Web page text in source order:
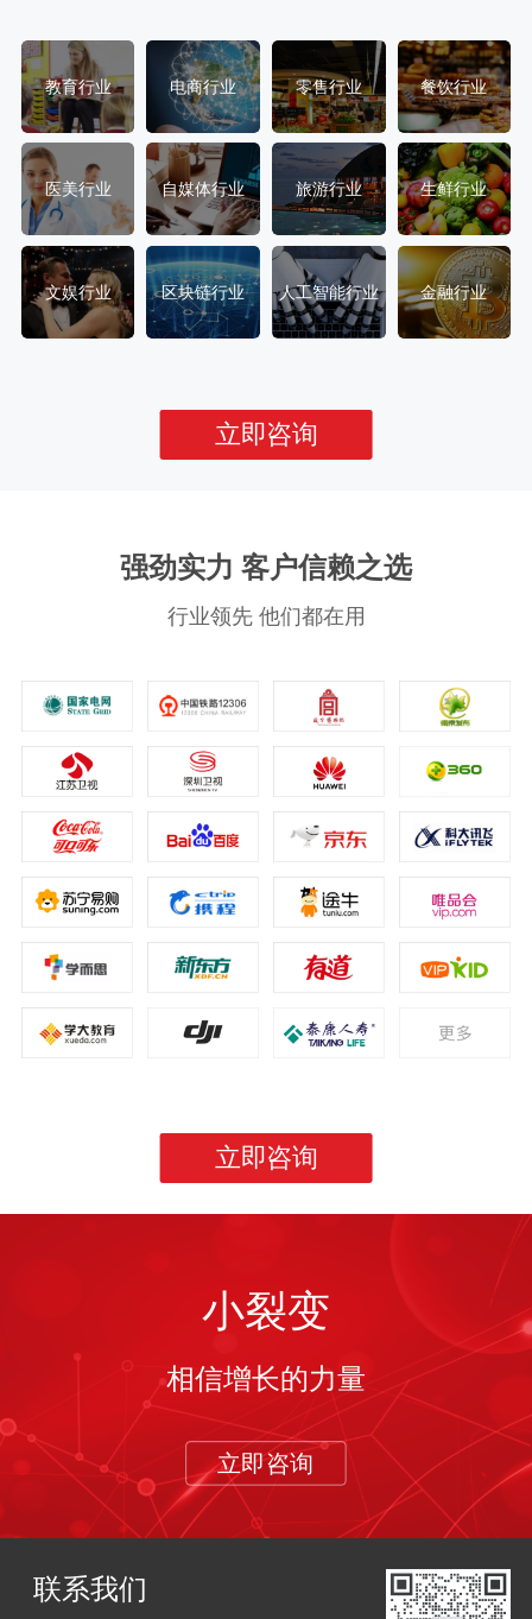
教育行业 电商行业 零售行业 餐饮行业
医美行业 自媒体行业 旅游行业 生鲜行业
文娱行业 区块链行业 人工智能行业 金融行业
立即咨询
强劲实力 客户信赖之选
行业领先 他们都在用
立即咨询
小裂变
相信增长的力量
立即咨询
联系我们